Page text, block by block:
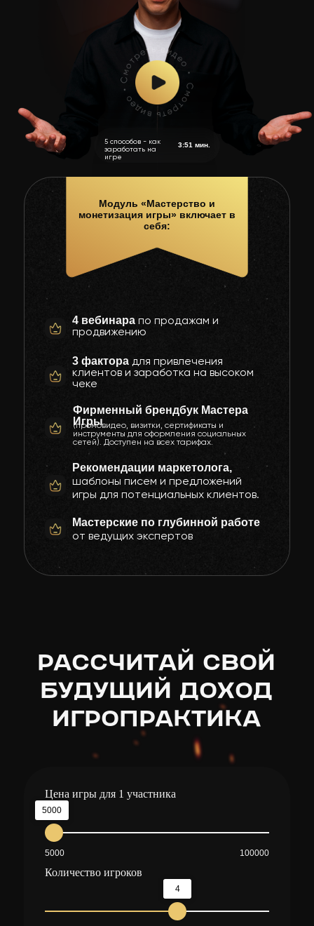
3 фактора для привлечения
клиентов и заработка на высоком
чеке
4 вебинара по продажам и
продвижению
Мастерские по глубинной работе
от ведущих экспертов
Модуль «Мастерство и
монетизация игры» включает в
себя:
Рекомендации маркетолога,
шаблоны писем и предложений
игры для потенциальных клиентов.
Фирменный брендбук Мастера
Игры
(промовидео, визитки, сертификаты и
инструменты для оформления социальных
сетей). Доступен на всех тарифах.
5 способов - как
заработать на
игре
3:51 мин.
РАССЧИТАЙ СВОЙ
БУДУЩИЙ ДОХОД
ИГРОПРАКТИКА
Цена игры для 1 участника
5000
5000 100000
Количество игроков
4